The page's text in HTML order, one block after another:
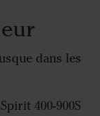
dans les
400-900S